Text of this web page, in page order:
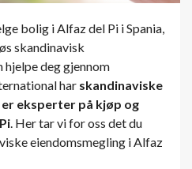
bolig i Alfaz del Pi i Spania,
skandinavisk
hjelpe deg gjennom
har skandinaviske
eksperter på kjøp og
. Her tar vi for oss det du
eiendomsmegling i Alfaz